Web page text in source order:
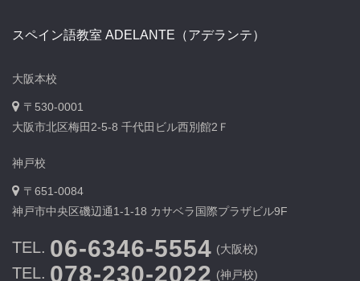
スペイン語教室 ADELANTE（アデランテ）
大阪本校
〒530-0001
大阪市北区梅田2-5-8 千代田ビル西別館2Ｆ
神戸校
〒651-0084
神戸市中央区磯辺通1-1-18 カサベラ国際プラザビル9F
TEL. 06-6346-5554 (大阪校)
TEL. 078-230-2022 (神戸校)